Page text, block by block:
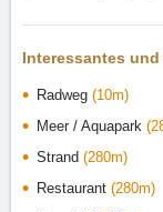
Interessantes
Radweg (10m)
Meer / Aquapark
Strand (280m)
Restaurant (280m)